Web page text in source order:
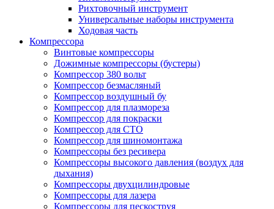
Рихтовочный инструмент
Универсальные наборы инструмента
Ходовая часть
Компрессора
Винтовые компрессоры
Дожимные компрессоры (бустеры)
Компрессор 380 вольт
Компрессор безмасляный
Компрессор воздушный бу
Компрессор для плазмореза
Компрессор для покраски
Компрессор для СТО
Компрессор для шиномонтажа
Компрессоры без ресивера
Компрессоры высокого давления (воздух для
дыхания)
Компрессоры двухцилиндровые
Компрессоры для лазера
Компрессоры для пескоструя